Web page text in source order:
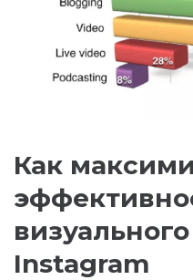
Как
Instagram